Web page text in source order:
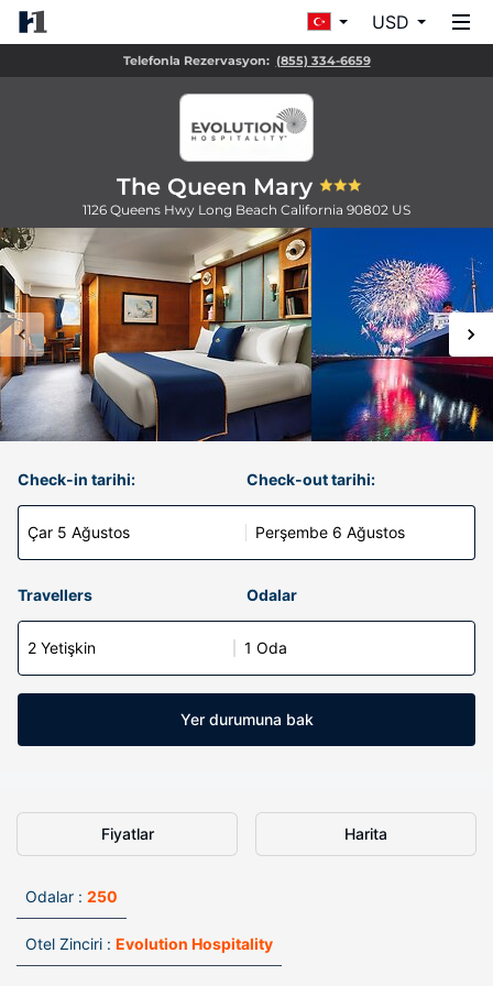
USD
Telefonla Rezervasyon: (855) 334-6659
The Queen Mary
1126 Queens Hwy Long Beach California 90802 US
Check-in tarihi:
Çar 5 Ağustos
Check-out tarihi:
Perşembe 6 Ağustos
Travellers Odalar
2 Yetişkin 1 Oda
Yer durumuna bak
Fiyatlar Harita
Odalar : 250
Otel Zinciri : Evolution Hospitality